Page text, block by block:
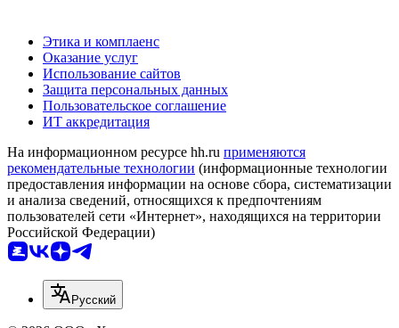
Этика и комплаенс
Оказание услуг
Использование сайтов
Защита персональных данных
Пользовательское соглашение
ИТ аккредитация
На информационном ресурсе hh.ru применяются
рекомендательные технологии (информационные технологии
предоставления информации на основе сбора, систематизации
и анализа сведений, относящихся к предпочтениям
пользователей сети «Интернет», находящихся на территории
Российской Федерации)
Русский